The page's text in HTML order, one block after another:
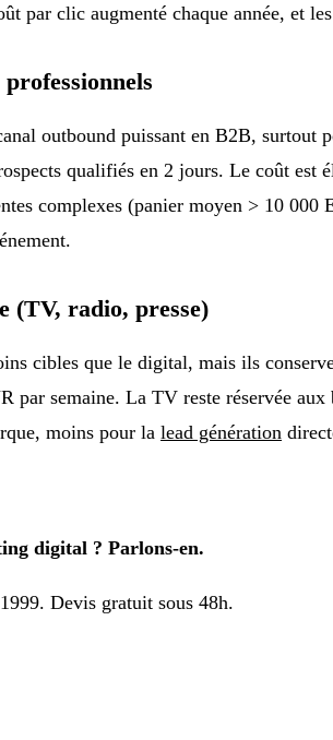
par clic augmenté chaque année, et
professionnels
outbound puissant en B2B,
qualifiés en 2 jours. Le coût
complexes (panier moyen > 10
(TV, radio, presse)
cibles que le digital, mais ils
par semaine. La TV reste réservée
moins pour la lead génération
digital ? Parlons-en.
Devis gratuit sous 48h.